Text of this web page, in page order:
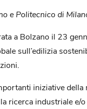
e Politecnico di
a Bolzano il 23
sull’edilizia
iniziative della
ricerca industriale e/